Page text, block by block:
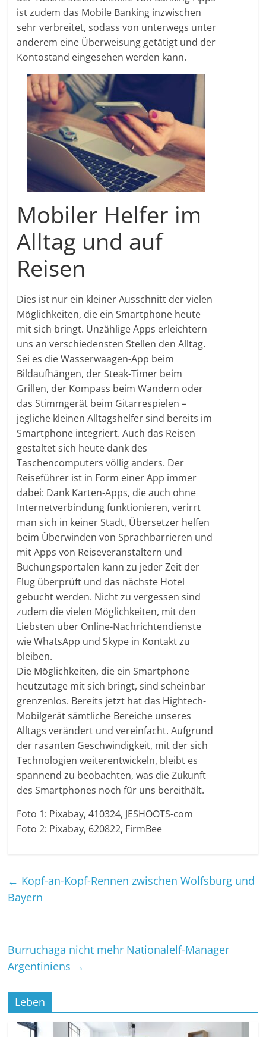
ist zudem das Mobile Banking inzwischen
sehr verbreitet, sodass von unterwegs unter
anderem eine Überweisung getätigt und der
Kontostand eingesehen werden kann.
Mobiler Helfer im
Alltag und auf
Reisen
Dies ist nur ein kleiner Ausschnitt der vielen
Möglichkeiten, die ein Smartphone heute
mit sich bringt. Unzählige Apps erleichtern
uns an verschiedensten Stellen den Alltag.
Sei es die Wasserwaagen-App beim
Bildaufhängen, der Steak-Timer beim
Grillen, der Kompass beim Wandern oder
das Stimmgerät beim Gitarrespielen –
jegliche kleinen Alltagshelfer sind bereits im
Smartphone integriert. Auch das Reisen
gestaltet sich heute dank des
Taschencomputers völlig anders. Der
Reiseführer ist in Form einer App immer
dabei: Dank Karten-Apps, die auch ohne
Internetverbindung funktionieren, verirrt
man sich in keiner Stadt, Übersetzer helfen
beim Überwinden von Sprachbarrieren und
mit Apps von Reiseveranstaltern und
Buchungsportalen kann zu jeder Zeit der
Flug überprüft und das nächste Hotel
gebucht werden. Nicht zu vergessen sind
zudem die vielen Möglichkeiten, mit den
Liebsten über Online-Nachrichtendienste
wie WhatsApp und Skype in Kontakt zu
bleiben.
Die Möglichkeiten, die ein Smartphone
heutzutage mit sich bringt, sind scheinbar
grenzenlos. Bereits jetzt hat das Hightech-
Mobilgerät sämtliche Bereiche unseres
Alltags verändert und vereinfacht. Aufgrund
der rasanten Geschwindigkeit, mit der sich
Technologien weiterentwickeln, bleibt es
spannend zu beobachten, was die Zukunft
des Smartphones noch für uns bereithält.
Foto 1: Pixabay, 410324, JESHOOTS-com
Foto 2: Pixabay, 620822, FirmBee
← Kopf-an-Kopf-Rennen zwischen Wolfsburg und
Bayern
Burruchaga nicht mehr Nationalelf-Manager
Argentiniens →
Leben